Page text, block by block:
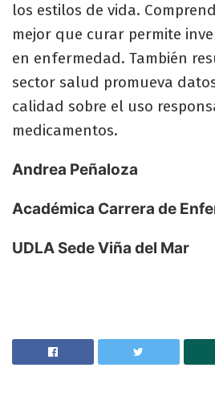
los estilos de vida.
mejor que curar permite
en enfermedad. También
sector salud promueva
calidad sobre el uso
medicamentos.
Andrea Peñaloza
Académica Carrera de
UDLA Sede Viña del Mar